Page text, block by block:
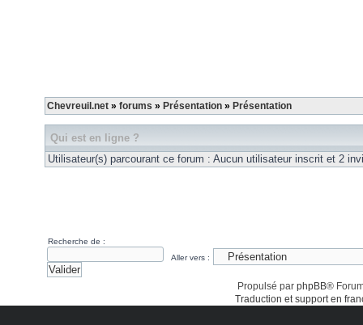
Chevreuil.net » forums » Présentation » Présentation
Qui est en ligne ?
Utilisateur(s) parcourant ce forum : Aucun utilisateur inscrit et 2
Recherche de :
Aller vers :
Propulsé par phpBB®
Traduction et support en